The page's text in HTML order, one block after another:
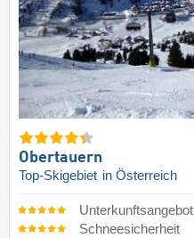
Obertauern
Top-Skigebiet in Österreich
Unterkunftsangebot
Schneesicherheit